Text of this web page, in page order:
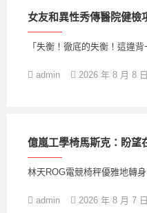
女友和異性秀傳醫院健檢
「失衡！徹底的失衡！這違
admin 2026 年 8 月 8 日
億嵐工學椅馬斯克：盼望
林天ROG電競椅秤優雅地轉
admin 2026 年 8 月 7 日